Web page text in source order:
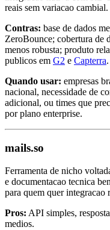
reais sem variacao cambial.
Contras: base de dados
ZeroBounce; cobertura de
menos robusta; produto
publicos em G2 e Capterra.
Quando usar: empresas
nacional, necessidade de
adicional, ou times que
por plano enterprise.
mails.so
Ferramenta de nicho
e documentacao tecnica
para quem quer integracao
Pros: API simples,
medios.